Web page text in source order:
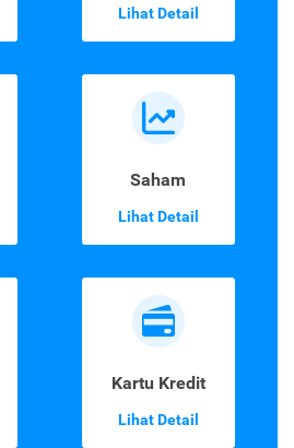
Lihat Detail
Saham
Lihat Detail
Kartu Kredit
Lihat Detail